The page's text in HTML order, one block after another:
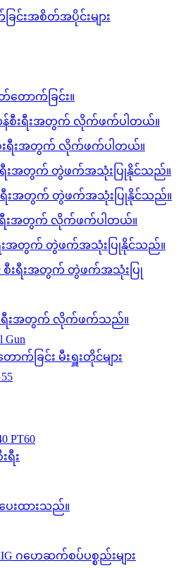
ြင်းအစိတ်အပိုင်းများ
တောက်ခြင်း။
စီးရီးအတွက် လိုက်ဖက်ပါတယ်။
စီးရီးအတွက် လိုက်ဖက်ပါတယ်။
းရီးအတွက် တွဲဖက်အသုံးပြုနိုင်သည်။
းရီးအတွက် တွဲဖက်အသုံးပြုနိုင်သည်။
းရီးအတွက် လိုက်ဖက်ပါတယ်။
ရီးအတွက် တွဲဖက်အသုံးပြုနိုင်သည်။
စီးရီးအတွက် တွဲဖက်အသုံးပြု
စီးရီးအတွက် လိုက်ဖက်သည်။
Gun
ာက်ခြင်း မီးရှူးတိုင်များ
PT60
ရီး
ေးထားသည်။
ဂဟေဆက်စပ်ပစ္စည်းများ